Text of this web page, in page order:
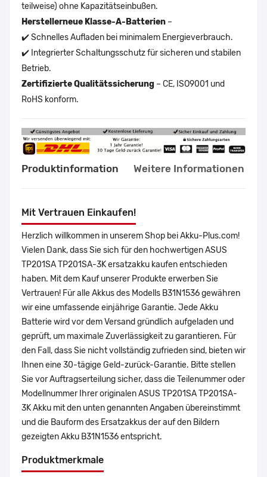
teilweise) ohne Kapazitätseinbußen.
Herstellerneue Klasse-A-Batterien –
✔️ Schnelles Aufladen bei minimalem Energieverbrauch.
✔️ Integrierter Schaltungsschutz für sicheren und stabilen
Betrieb.
Zertifizierte Qualitätssicherung – CE, ISO9001 und
RoHS konform.
Produktinformation Weitere Informationen
Mit Vertrauen Einkaufen!
Herzlich willkommen in unserem Shop bei Akku-Plus.com!
Vielen Dank, dass Sie sich für den hochwertigen ASUS
TP201SA TP201SA-3K ersatzakku kaufen entschieden
haben. Mit dem Kauf unserer Produkte erwerben Sie
Vertrauen! Für alle Akkus des Modells B31N1536 gewähren
wir eine umfassende einjährige Garantie. Jede Akku
Batterie wird vor dem Versand gründlich aufgeladen und
geprüft, um maximale Zuverlässigkeit zu garantieren. Für
den Fall, dass Sie nicht vollständig zufrieden sind, bieten wir
Ihnen eine 30-tägige Geld-zurück-Garantie. Bitte stellen
Sie vor Auftragserteilung sicher, dass die Teilenummer oder
Modellnummer Ihrer originalen ASUS TP201SA TP201SA-
3K Akku mit den unten genannten Angaben übereinstimmt
und die Bauform des Ersatzakkus der auf den Bildern
gezeigten Akku B31N1536 entspricht.
Produktmerkmale